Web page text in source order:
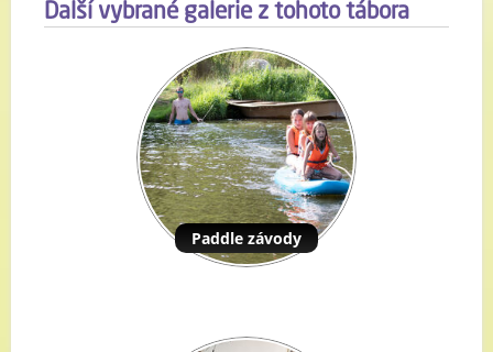
Další vybrané galerie z tohoto tábora
Paddle závody